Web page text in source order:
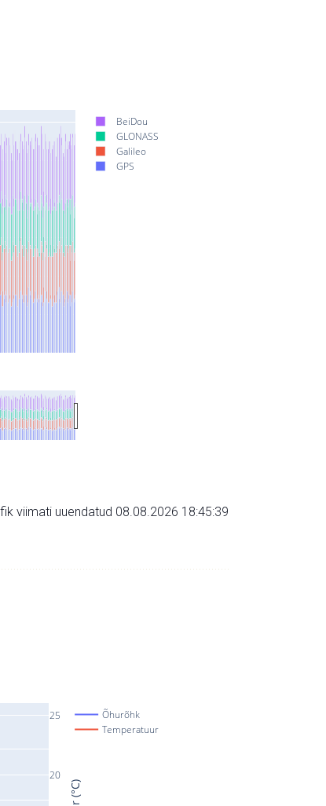
BeiDou
GLONASS
Galileo
GPS
viimati uuendatud 08.08.2026 18:45:39
20
25
Õhurõhk
Temperatuur